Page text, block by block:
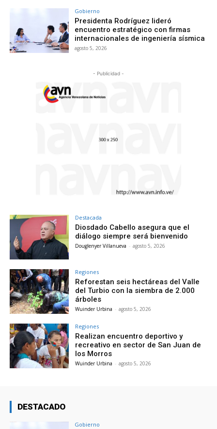
Gobierno
Presidenta Rodríguez lideró
encuentro estratégico con firmas
internacionales de ingeniería sísmica
agosto 5, 2026
- Publicidad -
Destacada
Diosdado Cabello asegura que el
diálogo siempre será bienvenido
Douglenyer Villanueva - agosto 5, 2026
Regiones
Reforestan seis hectáreas del Valle
del Turbio con la siembra de 2.000
árboles
Wuinder Urbina - agosto 5, 2026
Regiones
Realizan encuentro deportivo y
recreativo en sector de San Juan de
los Morros
Wuinder Urbina - agosto 5, 2026
DESTACADO
Gobierno